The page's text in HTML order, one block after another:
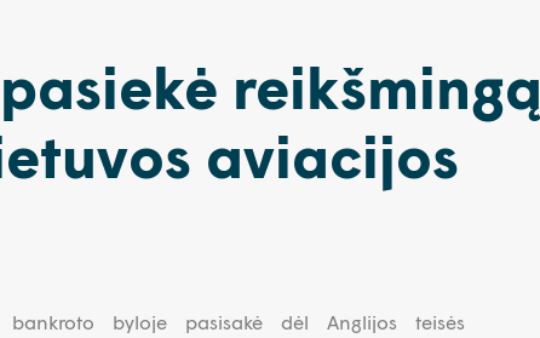
pasiekė reikšmingą
aviacijos
byloje pasisakė dėl Anglijos teisės